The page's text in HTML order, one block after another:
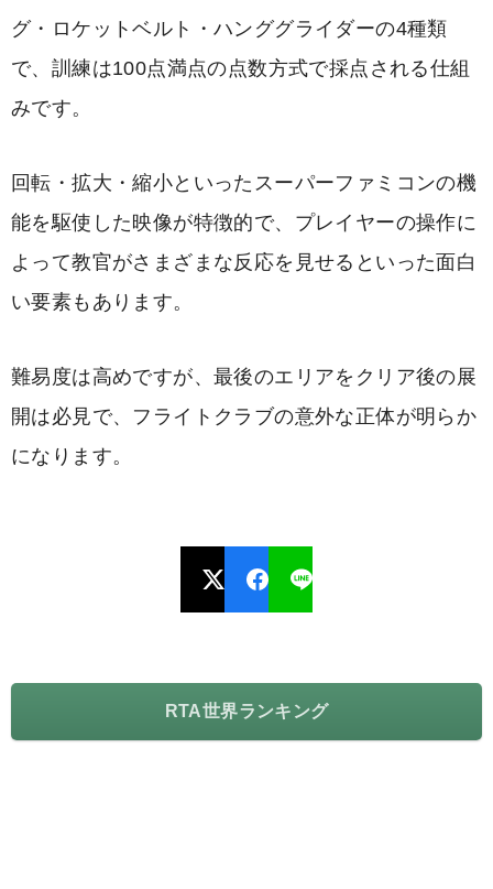
グ・ロケットベルト・ハンググライダーの4種類
で、訓練は100点満点の点数方式で採点される仕組
みです。
回転・拡大・縮小といったスーパーファミコンの機
能を駆使した映像が特徴的で、プレイヤーの操作に
よって教官がさまざまな反応を見せるといった面白
い要素もあります。
難易度は高めですが、最後のエリアをクリア後の展
開は必見で、フライトクラブの意外な正体が明らか
になります。
RTA世界ランキング